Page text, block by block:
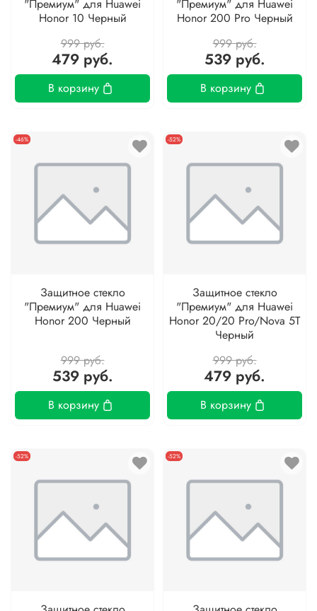
"Премиум" для Huawei
Honor 10 Черный
999 руб.
479 руб.
В корзину
"Премиум" для Huawei
Honor 200 Pro Черный
999 руб.
539 руб.
В корзину
-46%
Защитное стекло
"Премиум" для Huawei
Honor 200 Черный
999 руб.
539 руб.
В корзину
-52%
Защитное стекло
"Премиум" для Huawei
Honor 20/20 Pro/Nova 5T
Черный
999 руб.
479 руб.
В корзину
-52% -52%